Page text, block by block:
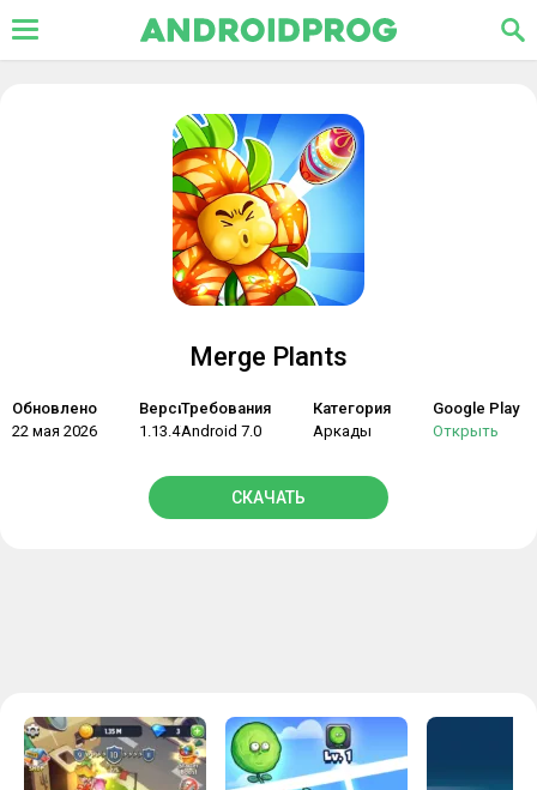
Merge Plants
Обновлено
22 мая 2026
Версия
1.13.47
Требования
Android 7.0
Категория
Аркады
Google Play
Открыть
СКАЧАТЬ